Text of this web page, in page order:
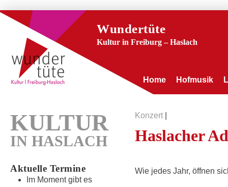
Wundertüte
Kultur in Freiburg – Haslach
Home Hofmusik
Konzert|
Haslacher
Wie jedes Jahr, öffnen
KULTUR
IN HASLACH
Aktuelle Termine
Im Moment gibt es